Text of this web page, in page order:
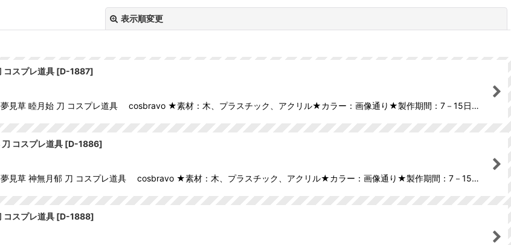
表示順変更
コスプレ道具 [D-1887]
夢見草 睦月始 刀 コスプレ道具 cosbravo ★素材：木、プラスチック、アクリル★カラー：画像通り★製作期間：7－15日…
コスプレ道具 [D-1886]
夢見草 神無月郁 刀 コスプレ道具 cosbravo ★素材：木、プラスチック、アクリル★カラー：画像通り★製作期間：7－15…
コスプレ道具 [D-1888]